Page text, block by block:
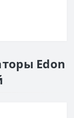
Edon